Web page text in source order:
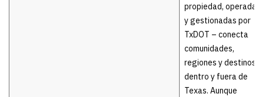
propiedad, operadas
y gestionadas por
TxDOT – conecta
comunidades,
regiones y destinos
dentro y fuera de
Texas. Aunque